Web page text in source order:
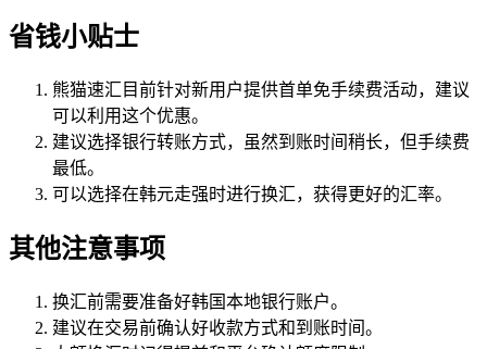
省钱小贴士
熊猫速汇目前针对新用户提供首单免手续费活动，建议
可以利用这个优惠。
建议选择银行转账方式，虽然到账时间稍长，但手续费
最低。
可以选择在韩元走强时进行换汇，获得更好的汇率。
其他注意事项
换汇前需要准备好韩国本地银行账户。
建议在交易前确认好收款方式和到账时间。